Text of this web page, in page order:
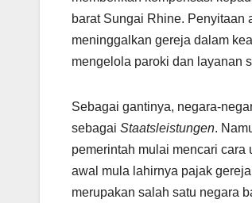
barat Sungai Rhine. Penyitaan
meninggalkan gereja dalam
mengelola paroki dan layanan
Sebagai gantinya, negara-
sebagai Staatsleistungen.
pemerintah mulai mencari
awal mula lahirnya pajak
merupakan salah satu negara